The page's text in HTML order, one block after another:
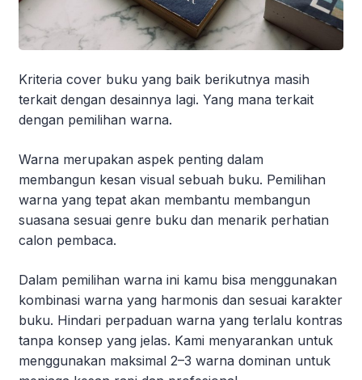
Kriteria cover buku yang baik berikutnya masih
terkait dengan desainnya lagi. Yang mana terkait
dengan pemilihan warna.
Warna merupakan aspek penting dalam
membangun kesan visual sebuah buku. Pemilihan
warna yang tepat akan membantu membangun
suasana sesuai genre buku dan menarik perhatian
calon pembaca.
Dalam pemilihan warna ini kamu bisa menggunakan
kombinasi warna yang harmonis dan sesuai karakter
buku. Hindari perpaduan warna yang terlalu kontras
tanpa konsep yang jelas. Kami menyarankan untuk
menggunakan maksimal 2–3 warna dominan untuk